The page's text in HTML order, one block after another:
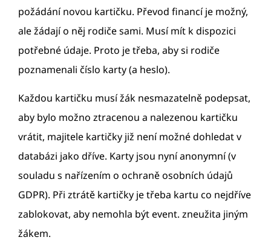
požádání novou kartičku. Převod financí je možný,
ale žádají o něj rodiče sami. Musí mít k dispozici
potřebné údaje. Proto je třeba, aby si rodiče
poznamenali číslo karty (a heslo).
Každou kartičku musí žák nesmazatelně podepsat,
aby bylo možno ztracenou a nalezenou kartičku
vrátit, majitele kartičky již není možné dohledat v
databázi jako dříve. Karty jsou nyní anonymní (v
souladu s nařízením o ochraně osobních údajů
GDPR). Při ztrátě kartičky je třeba kartu co nejdříve
zablokovat, aby nemohla být event. zneužita jiným
žákem.